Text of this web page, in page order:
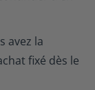
avez la
fixé dès le